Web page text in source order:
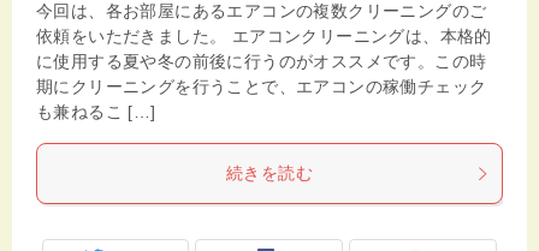
今回は、各お部屋にあるエアコンの複数クリーニングのご
依頼をいただきました。 エアコンクリーニングは、本格的
に使用する夏や冬の前後に行うのがオススメです。この時
期にクリーニングを行うことで、エアコンの稼働チェック
も兼ねるこ […]
続きを読む